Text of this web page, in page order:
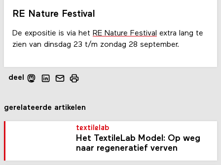
RE Nature Festival
De expositie is via het RE Nature Festival extra lang te
zien van dinsdag 23 t/m zondag 28 september.
deel
gerelateerde artikelen
textilelab
Het TextileLab Model: Op weg
naar regeneratief verven